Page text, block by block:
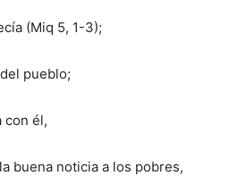
(Miq 5, 1-3);
pueblo;
con él,
buena noticia a los pobres,